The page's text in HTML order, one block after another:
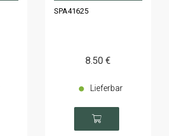
SPA41625
8.50 €
Lieferbar